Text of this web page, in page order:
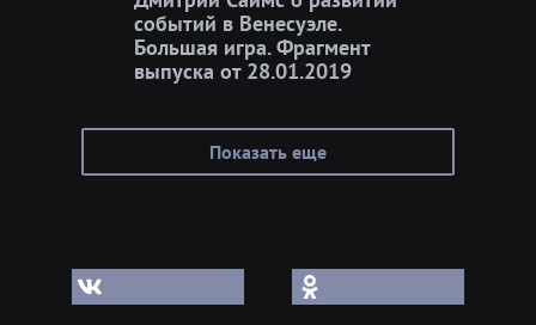
событий в Венесуэле.
Большая игра. Фрагмент
выпуска от 28.01.2019
Показать еще